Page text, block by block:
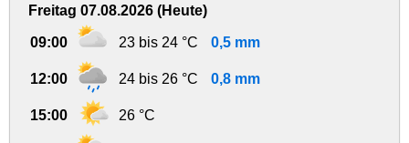
Freitag 07.08.2026 (Heute)
09:00 23 bis 24 °C 0,5 mm
12:00 24 bis 26 °C 0,8 mm
15:00 26 °C